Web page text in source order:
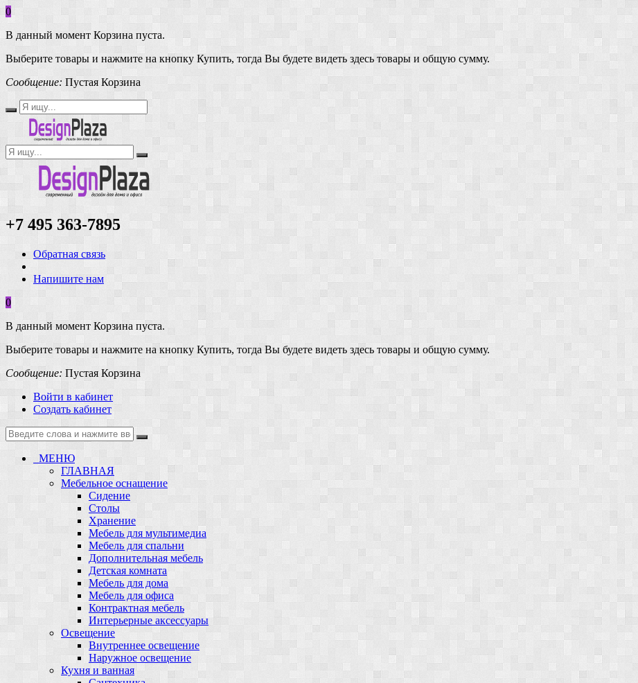
0
В данный момент Корзина пуста.
Выберите товары и нажмите на кнопку Купить, тогда Вы будете видеть здесь товары и общую сумму.
Сообщение: Пустая Корзина
+7 495 363-7895
Обратная связь
Напишите нам
0
В данный момент Корзина пуста.
Выберите товары и нажмите на кнопку Купить, тогда Вы будете видеть здесь товары и общую сумму.
Сообщение: Пустая Корзина
Войти в кабинет
Создать кабинет
МЕНЮ
ГЛАВНАЯ
Мебельное оснащение
Сидение
Столы
Хранение
Мебель для мультимедиа
Мебель для спальни
Дополнительная мебель
Детская комната
Мебель для дома
Мебель для офиса
Контрактная мебель
Интерьерные аксессуары
Освещение
Внутреннее освещение
Наружное освещение
Кухня и ванная